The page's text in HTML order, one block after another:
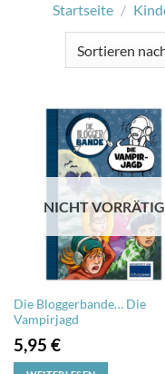
Startseite /
NICHT VORRÄTIG
Die Bloggerbande… Die
Vampirjagd
5,95 €